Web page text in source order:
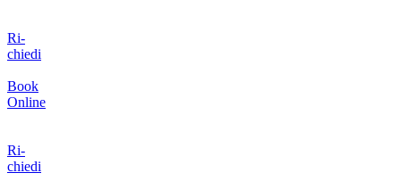
Ri-
chiedi
Book
Online
Ri-
chiedi